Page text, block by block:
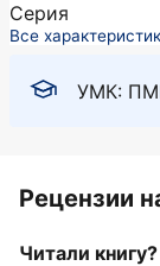
УМК:
Серия
Все
Рецензии
Читали